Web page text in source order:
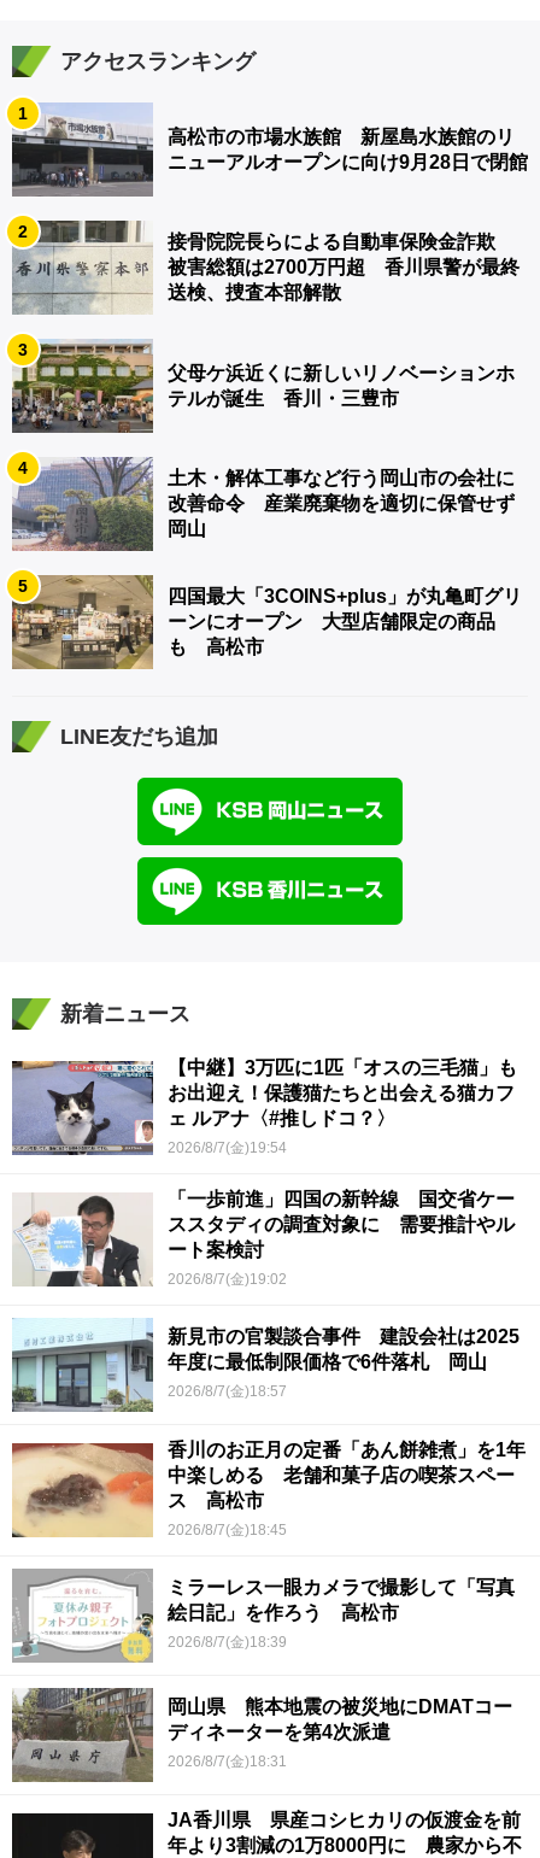
アクセスランキング
1
高松市の市場水族館 新屋島水族館のリ
ニューアルオープンに向け9月28日で閉館
2
接骨院院長らによる自動車保険金詐欺
被害総額は2700万円超 香川県警が最終
送検、捜査本部解散
3
父母ケ浜近くに新しいリノベーションホ
テルが誕生 香川・三豊市
4
土木・解体工事など行う岡山市の会社に
改善命令 産業廃棄物を適切に保管せず
岡山
5
四国最大「3COINS+plus」が丸亀町グリ
ーンにオープン 大型店舗限定の商品
も 高松市
LINE友だち追加
新着ニュース
【中継】3万匹に1匹「オスの三毛猫」も
お出迎え！保護猫たちと出会える猫カフ
ェ ルアナ〈#推しドコ？〉
2026/8/7(金)19:54
「一歩前進」四国の新幹線 国交省ケー
ススタディの調査対象に 需要推計やル
ート案検討
2026/8/7(金)19:02
新見市の官製談合事件 建設会社は2025
年度に最低制限価格で6件落札 岡山
2026/8/7(金)18:57
香川のお正月の定番「あん餅雑煮」を1年
中楽しめる 老舗和菓子店の喫茶スペー
ス 高松市
2026/8/7(金)18:45
ミラーレス一眼カメラで撮影して「写真
絵日記」を作ろう 高松市
2026/8/7(金)18:39
岡山県 熊本地震の被災地にDMATコー
ディネーターを第4次派遣
2026/8/7(金)18:31
JA香川県 県産コシヒカリの仮渡金を前
年より3割減の1万8000円に 農家から不